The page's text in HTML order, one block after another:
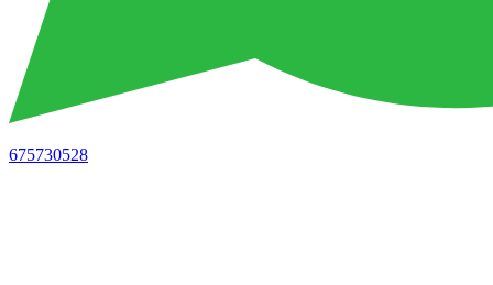
675730528